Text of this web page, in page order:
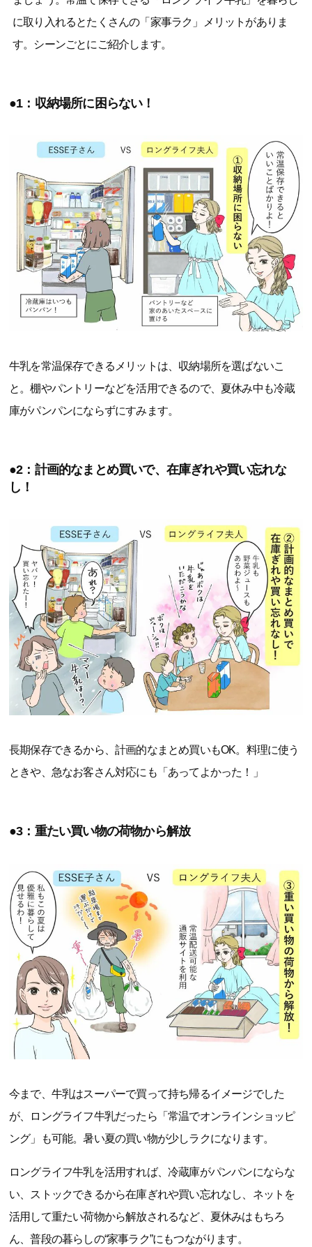
に取り入れるとたくさんの「家事ラク」メリットがありま
す。シーンごとにご紹介します。
●1：収納場所に困らない！
牛乳を常温保存できるメリットは、収納場所を選ばないこ
と。棚やパントリーなどを活用できるので、夏休み中も冷蔵
庫がパンパンにならずにすみます。
●2：計画的なまとめ買いで、在庫ぎれや買い忘れな
し！
長期保存できるから、計画的なまとめ買いもOK。料理に使う
ときや、急なお客さん対応にも「あってよかった！」
●3：重たい買い物の荷物から解放
今まで、牛乳はスーパーで買って持ち帰るイメージでした
が、ロングライフ牛乳だったら「常温でオンラインショッピ
ング」も可能。暑い夏の買い物が少しラクになります。
ロングライフ牛乳を活用すれば、冷蔵庫がパンパンにならな
い、ストックできるから在庫ぎれや買い忘れなし、ネットを
活用して重たい荷物から解放されるなど、夏休みはもちろ
ん、普段の暮らしの“家事ラク”にもつながります。